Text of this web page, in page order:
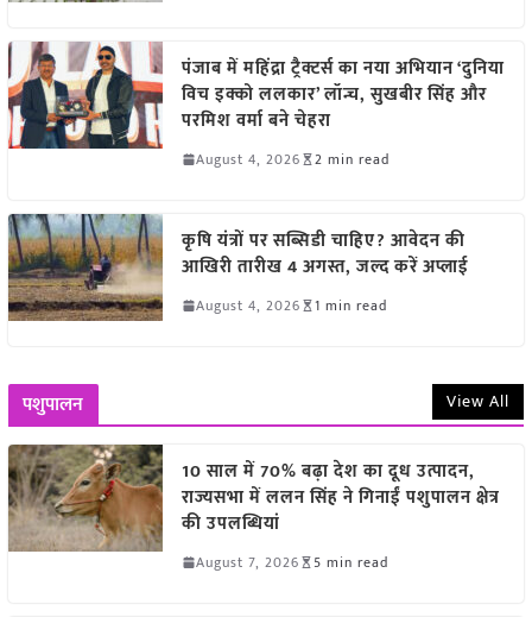
पंजाब में महिंद्रा ट्रैक्टर्स का नया अभियान ‘दुनिया
विच इक्को ललकार’ लॉन्च, सुखबीर सिंह और
परमिश वर्मा बने चेहरा
August 4, 2026 2 min read
कृषि यंत्रों पर सब्सिडी चाहिए? आवेदन की
आखिरी तारीख 4 अगस्त, जल्द करें अप्लाई
August 4, 2026 1 min read
पशुपालन View All
10 साल में 70% बढ़ा देश का दूध उत्पादन,
राज्यसभा में ललन सिंह ने गिनाईं पशुपालन क्षेत्र
की उपलब्धियां
August 7, 2026 5 min read